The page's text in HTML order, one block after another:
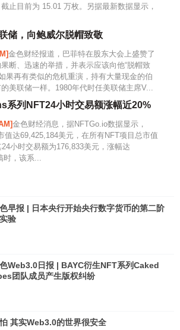
止目前为 15.01 万枚。另据最新数据显示，
储，向鲍威尔脱帽致敬
金色财经报道，巴菲特在股东大会上盛赞了
断、迅速的举措，并表示应该向他“脱帽致
果再有类似的危机重演，持有大量现金的伯
美联储一样。1980年代时任美联储主席V...
系列NFT24小时交易额涨幅近20%
金色财经消息，据NFTGo.io数据显示，
值达69,425,184美元，在所有NFT项目总市值
小时交易额为176,833美元，涨幅达
时，该系...
早报 | 日本央行开始央行数字货币的第二阶
验
Web3.0日报 | BAYC衍生NFT系列Caked
团队成员产生版权纠纷
其实Web3.0的世界很安全